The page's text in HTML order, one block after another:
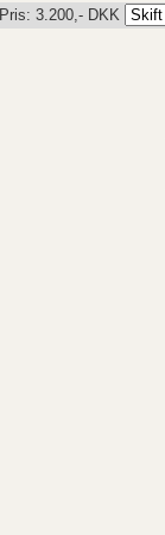
Pris: 3.200,- DKK